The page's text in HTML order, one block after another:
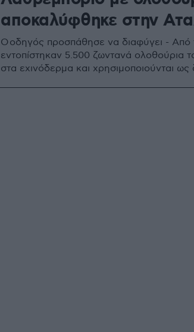
αποκαλύφθηκε στην
Ο οδηγός προσπάθησε να διαφύγει - Από
εντοπίστηκαν 5.500 ζωντανά ολοθούρια
στα εχινόδερμα και χρησιμοποιούνται